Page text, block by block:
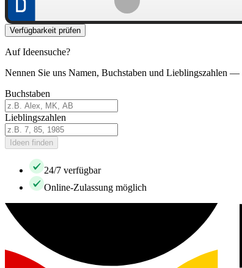
Verfügbarkeit prüfen
Auf Ideensuche?
Nennen Sie uns Namen, Buchstaben und Lieblingszahlen
Buchstaben
Lieblingszahlen
Ideen finden
24/7 verfügbar
Online-Zulassung möglich